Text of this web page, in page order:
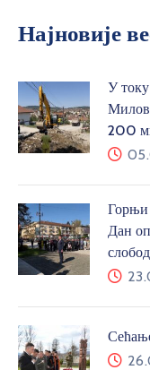
Најновије
У току
200
Горњи
Дан